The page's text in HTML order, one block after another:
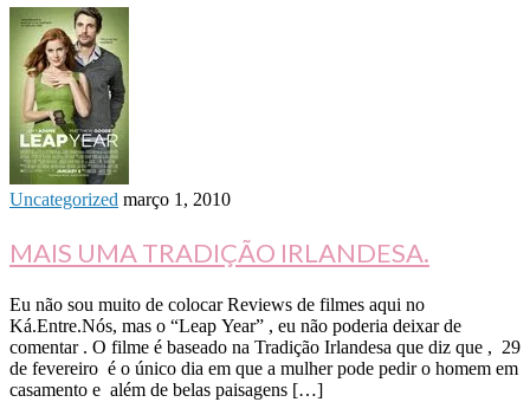
Uncategorized março 1, 2010
MAIS UMA TRADIÇÃO IRLANDESA.
Eu não sou muito de colocar Reviews de filmes aqui no
Ká.Entre.Nós, mas o “Leap Year” , eu não poderia deixar de
comentar . O filme é baseado na Tradição Irlandesa que diz que , 29
de fevereiro é o único dia em que a mulher pode pedir o homem em
casamento e além de belas paisagens […]